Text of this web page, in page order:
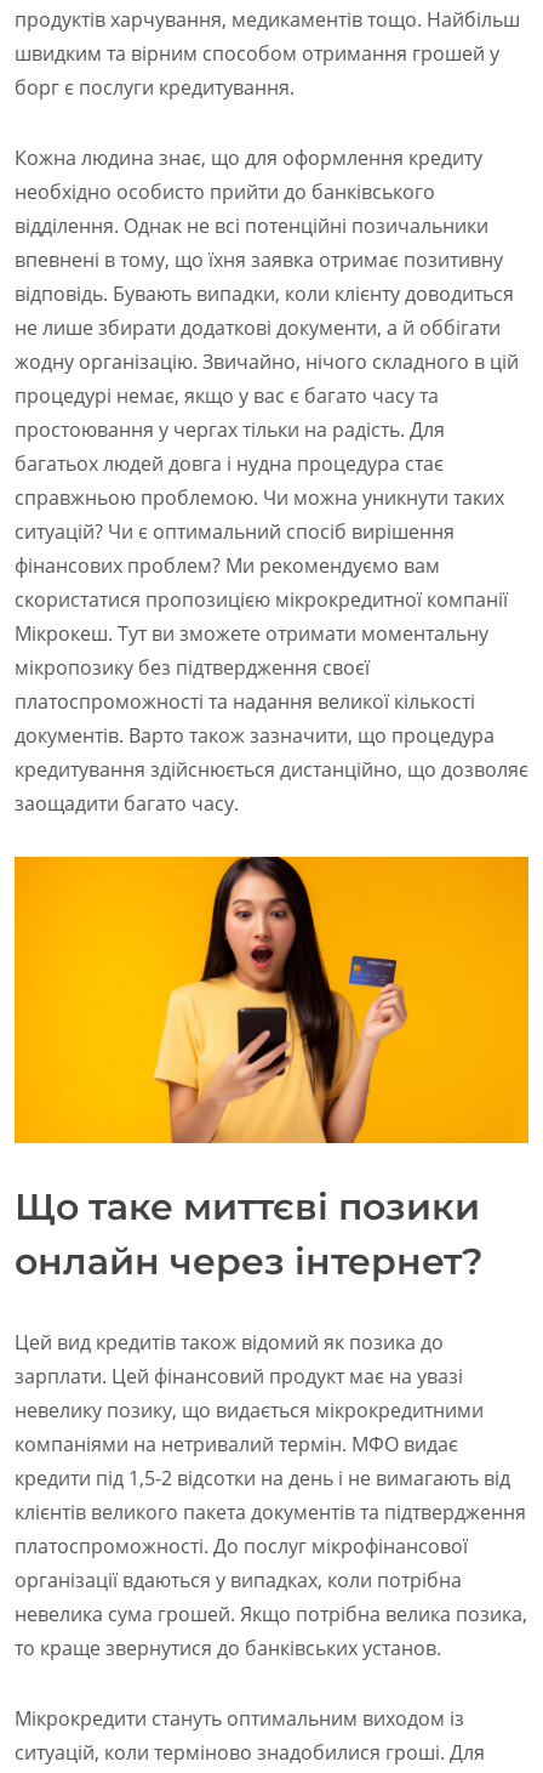
продуктів харчування, медикаментів тощо. Найбільш
швидким та вірним способом отримання грошей у
борг є послуги кредитування.
Кожна людина знає, що для оформлення кредиту
необхідно особисто прийти до банківського
відділення. Однак не всі потенційні позичальники
впевнені в тому, що їхня заявка отримає позитивну
відповідь. Бувають випадки, коли клієнту доводиться
не лише збирати додаткові документи, а й оббігати
жодну організацію. Звичайно, нічого складного в цій
процедурі немає, якщо у вас є багато часу та
простоювання у чергах тільки на радість. Для
багатьох людей довга і нудна процедура стає
справжньою проблемою. Чи можна уникнути таких
ситуацій? Чи є оптимальний спосіб вирішення
фінансових проблем? Ми рекомендуємо вам
скористатися пропозицією мікрокредитної компанії
Мікрокеш. Тут ви зможете отримати моментальну
мікропозику без підтвердження своєї
платоспроможності та надання великої кількості
документів. Варто також зазначити, що процедура
кредитування здійснюється дистанційно, що дозволяє
заощадити багато часу.
Що таке миттєві позики
онлайн через інтернет?
Цей вид кредитів також відомий як позика до
зарплати. Цей фінансовий продукт має на увазі
невелику позику, що видається мікрокредитними
компаніями на нетривалий термін. МФО видає
кредити під 1,5-2 відсотки на день і не вимагають від
клієнтів великого пакета документів та підтвердження
платоспроможності. До послуг мікрофінансової
організації вдаються у випадках, коли потрібна
невелика сума грошей. Якщо потрібна велика позика,
то краще звернутися до банківських установ.
Мікрокредити стануть оптимальним виходом із
ситуацій, коли терміново знадобилися гроші. Для